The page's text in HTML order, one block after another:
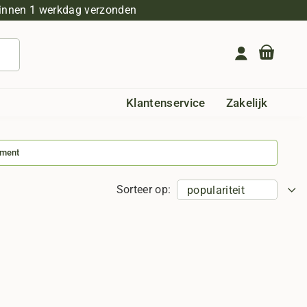
1 werkdag verzonden
Klantenservice Zakelijk
Sorteer op: